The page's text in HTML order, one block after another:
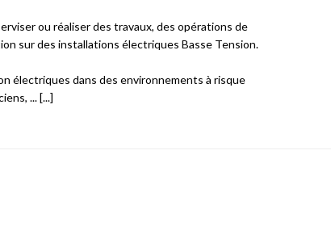
ou réaliser des travaux, des opérations de
sur des installations électriques Basse Tension.
électriques dans des environnements à risque
... [...]